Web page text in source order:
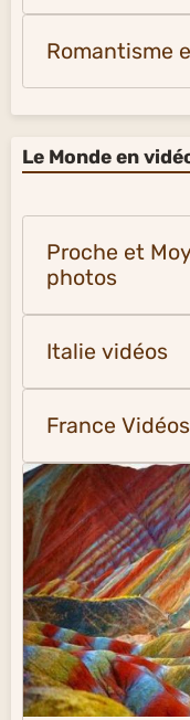
Romantisme
Le Monde en
Proche et
photos
Italie vidéos
France